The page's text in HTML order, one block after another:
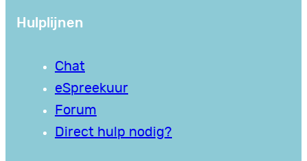
Hulplijnen
Chat
eSpreekuur
Forum
Direct hulp nodig?